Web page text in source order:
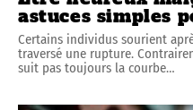
astuces simples
Certains individus sourient
traversé une rupture.
suit pas toujours la courbe…